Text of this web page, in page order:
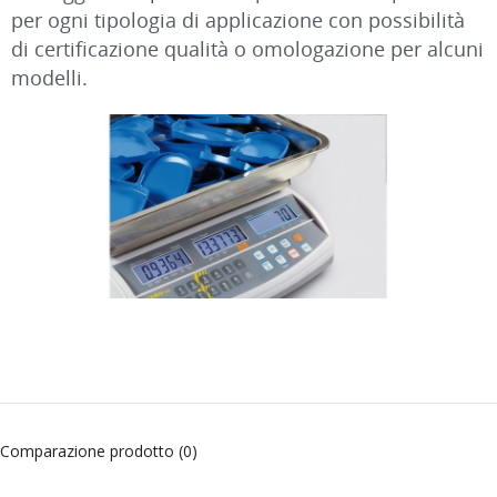
per ogni tipologia di applicazione con possibilità
di certificazione qualità o omologazione per alcuni
modelli.
Comparazione prodotto (0)